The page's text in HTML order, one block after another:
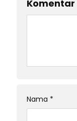
Komentar
Nama *